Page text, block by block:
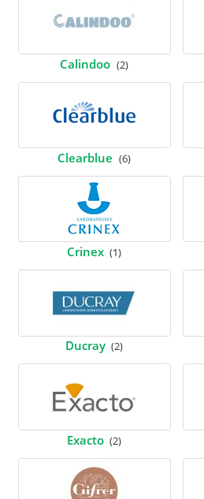
Calindoo (2)
Clearblue (6)
Crinex (1)
Ducray (2)
Exacto (2)